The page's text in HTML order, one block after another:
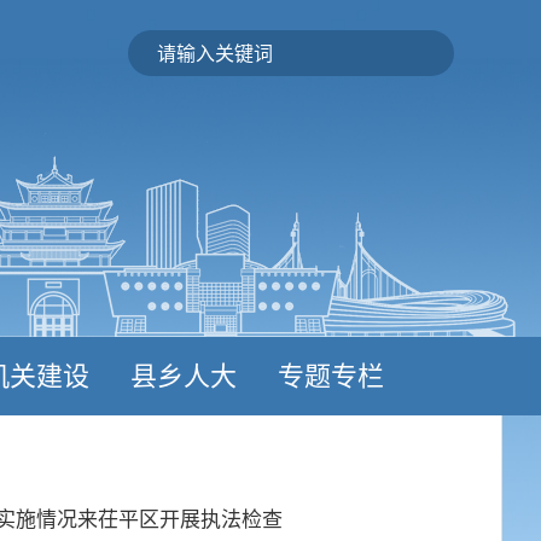
关建设 县乡人大 专题专栏
施情况来茌平区开展执法检查